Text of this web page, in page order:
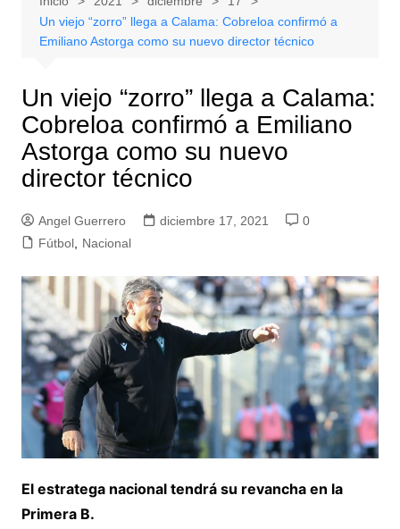
Un viejo “zorro” llega a Calama: Cobreloa confirmó a
Emiliano Astorga como su nuevo director técnico
Un viejo “zorro” llega a Calama:
Cobreloa confirmó a Emiliano
Astorga como su nuevo
director técnico
Angel Guerrero diciembre 17, 2021
0
Fútbol, Nacional
El estratega nacional tendrá su revancha en la
Primera B.